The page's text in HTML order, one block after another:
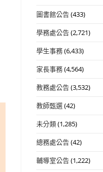
圖書館公告(433)
學務處公告(2,721)
學生事務(6,433)
家長事務(4,564)
教務處公告(3,532)
教師甄選(42)
未分類(1,285)
總務處公告(42)
輔導室公告(1,222)